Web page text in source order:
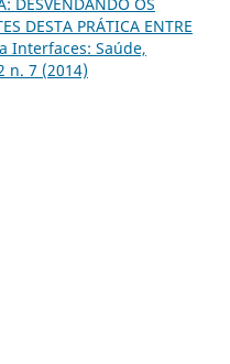
DESTA PRÁTICA ENTRE
Interfaces: Saúde,
n. 7 (2014)